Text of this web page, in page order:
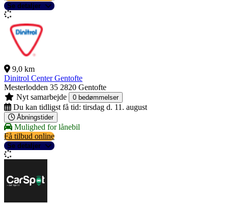
Se detaljer
9,0 km
Dinitrol Center Gentofte
Mesterlodden 35 2820 Gentofte
Nyt samarbejde
0 bedømmelser
Du kan tidligst få tid: tirsdag d. 11. august
Åbningstider
Mulighed for lånebil
Få tilbud online
Se detaljer